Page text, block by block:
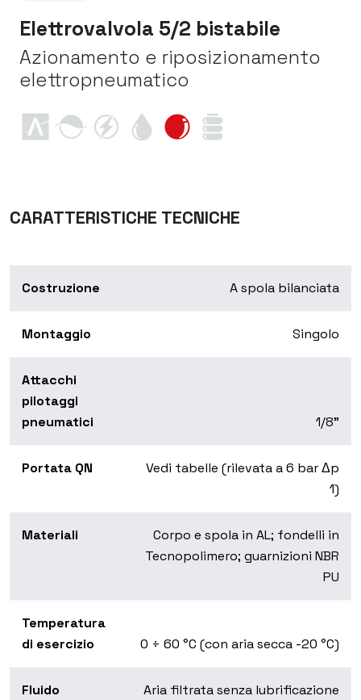
Elettrovalvola 5/2 bistabile
Azionamento e riposizionamento
elettropneumatico
CARATTERISTICHE TECNICHE
Costruzione A spola bilanciata
Montaggio Singolo
Attacchi
pilotaggi
pneumatici
1/8”
Portata QN
Vedi tabelle (rilevata a 6 bar Δp
1)
Materiali
Corpo e spola in AL; fondelli in
Tecnopolimero; guarnizioni NBR
PU
Temperatura
di esercizio
0 ÷ 60 °C (con aria secca -20 °C)
Fluido
Aria filtrata senza lubrificazione